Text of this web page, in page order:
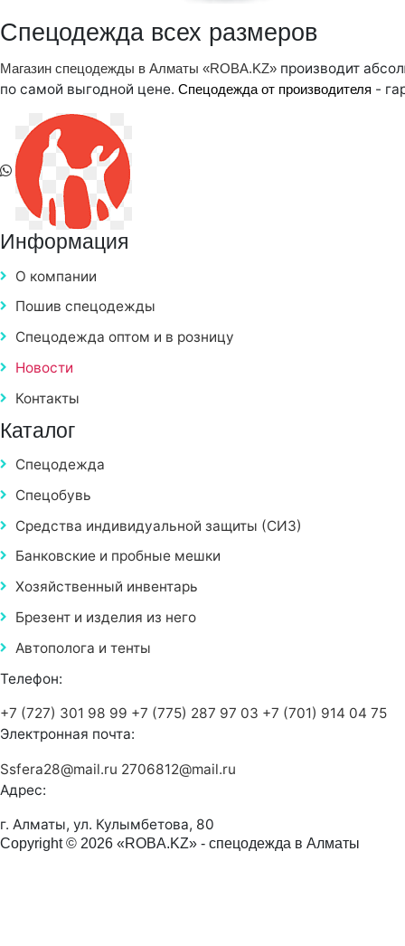
Спецодежда всех размеров
Магазин спецодежды в Алматы «ROBA.KZ» производит
по самой выгодной цене. Спецодежда от производителя -
Информация
О компании
Пошив спецодежды
Спецодежда оптом и в розницу
Новости
Контакты
Каталог
Спецодежда
Спецобувь
Средства индивидуальной защиты (СИЗ)
Банковские и пробные мешки
Хозяйственный инвентарь
Брезент и изделия из него
Автополога и тенты
Телефон:
+7 (727) 301 98 99 +7 (775) 287 97 03 +7 (701) 914 04 75
Электронная почта:
Ssfera28@mail.ru 2706812@mail.ru
Адрес:
г. Алматы, ул. Кулымбетова, 80
Copyright © 2026 «ROBA.KZ» - спецодежда в Алматы